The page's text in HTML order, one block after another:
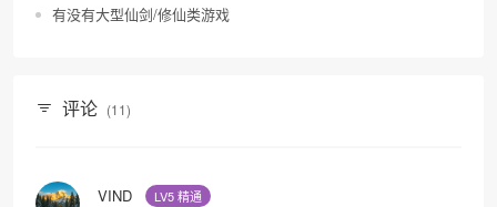
有没有大型仙剑/修仙类游戏
评论 (11)
VIND LV5 精通